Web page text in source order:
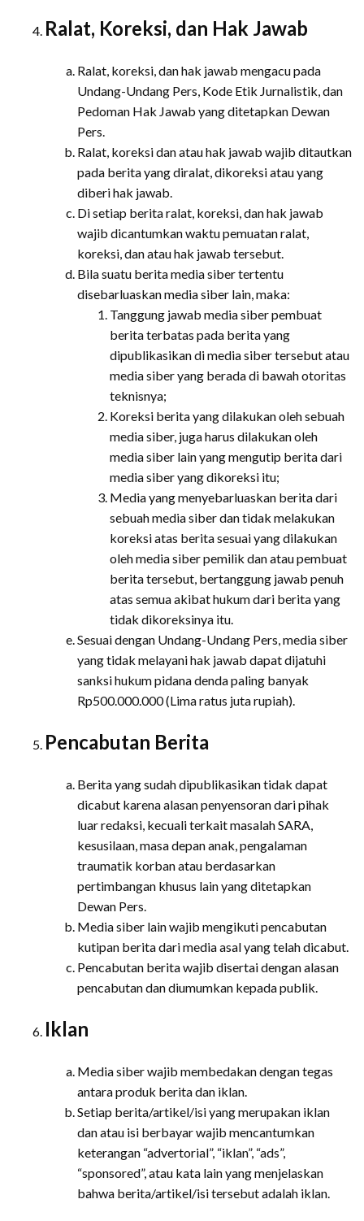
Ralat, Koreksi, dan Hak Jawab
Ralat, koreksi, dan hak jawab mengacu pada
Undang-Undang Pers, Kode Etik Jurnalistik, dan
Pedoman Hak Jawab yang ditetapkan Dewan
Pers.
Ralat, koreksi dan atau hak jawab wajib ditautkan
pada berita yang diralat, dikoreksi atau yang
diberi hak jawab.
Di setiap berita ralat, koreksi, dan hak jawab
wajib dicantumkan waktu pemuatan ralat,
koreksi, dan atau hak jawab tersebut.
Bila suatu berita media siber tertentu
disebarluaskan media siber lain, maka:
Tanggung jawab media siber pembuat
berita terbatas pada berita yang
dipublikasikan di media siber tersebut atau
media siber yang berada di bawah otoritas
teknisnya;
Koreksi berita yang dilakukan oleh sebuah
media siber, juga harus dilakukan oleh
media siber lain yang mengutip berita dari
media siber yang dikoreksi itu;
Media yang menyebarluaskan berita dari
sebuah media siber dan tidak melakukan
koreksi atas berita sesuai yang dilakukan
oleh media siber pemilik dan atau pembuat
berita tersebut, bertanggung jawab penuh
atas semua akibat hukum dari berita yang
tidak dikoreksinya itu.
Sesuai dengan Undang-Undang Pers, media siber
yang tidak melayani hak jawab dapat dijatuhi
sanksi hukum pidana denda paling banyak
Rp500.000.000 (Lima ratus juta rupiah).
Pencabutan Berita
Berita yang sudah dipublikasikan tidak dapat
dicabut karena alasan penyensoran dari pihak
luar redaksi, kecuali terkait masalah SARA,
kesusilaan, masa depan anak, pengalaman
traumatik korban atau berdasarkan
pertimbangan khusus lain yang ditetapkan
Dewan Pers.
Media siber lain wajib mengikuti pencabutan
kutipan berita dari media asal yang telah dicabut.
Pencabutan berita wajib disertai dengan alasan
pencabutan dan diumumkan kepada publik.
Iklan
Media siber wajib membedakan dengan tegas
antara produk berita dan iklan.
Setiap berita/artikel/isi yang merupakan iklan
dan atau isi berbayar wajib mencantumkan
keterangan “advertorial”, “iklan”, “ads”,
“sponsored”, atau kata lain yang menjelaskan
bahwa berita/artikel/isi tersebut adalah iklan.